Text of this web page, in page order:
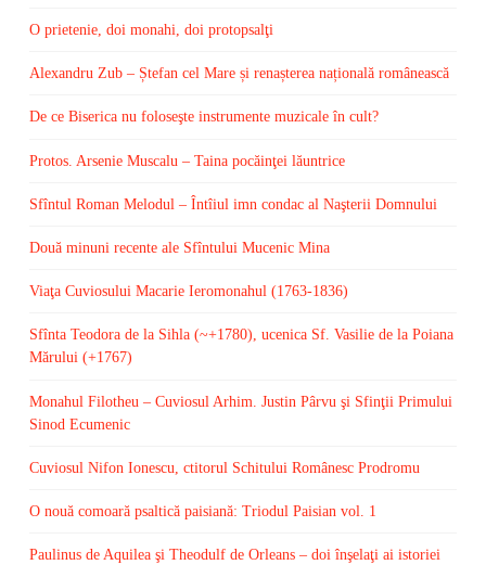
O prietenie, doi monahi, doi protopsalţi
Alexandru Zub – Ștefan cel Mare și renașterea națională românească
De ce Biserica nu foloseşte instrumente muzicale în cult?
Protos. Arsenie Muscalu – Taina pocăinţei lăuntrice
Sfîntul Roman Melodul – Întîiul imn condac al Naşterii Domnului
Două minuni recente ale Sfîntului Mucenic Mina
Viaţa Cuviosului Macarie Ieromonahul (1763-1836)
Sfînta Teodora de la Sihla (~+1780), ucenica Sf. Vasilie de la Poiana
Mărului (+1767)
Monahul Filotheu – Cuviosul Arhim. Justin Pârvu şi Sfinţii Primului
Sinod Ecumenic
Cuviosul Nifon Ionescu, ctitorul Schitului Românesc Prodromu
O nouă comoară psaltică paisiană: Triodul Paisian vol. 1
Paulinus de Aquilea şi Theodulf de Orleans – doi înşelaţi ai istoriei